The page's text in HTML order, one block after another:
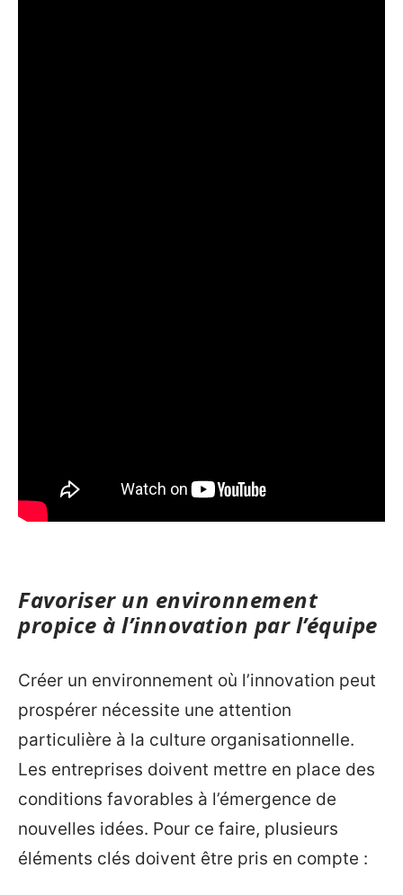
Favoriser un environnement
propice à l’innovation par l’équipe
Créer un environnement où l’innovation peut
prospérer nécessite une attention
particulière à la culture organisationnelle.
Les entreprises doivent mettre en place des
conditions favorables à l’émergence de
nouvelles idées. Pour ce faire, plusieurs
éléments clés doivent être pris en compte :